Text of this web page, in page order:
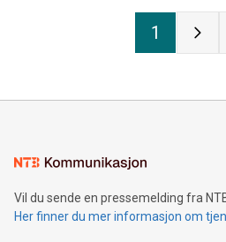
1
Vil du sende en pressemelding fra
Her finner du mer informasjon om